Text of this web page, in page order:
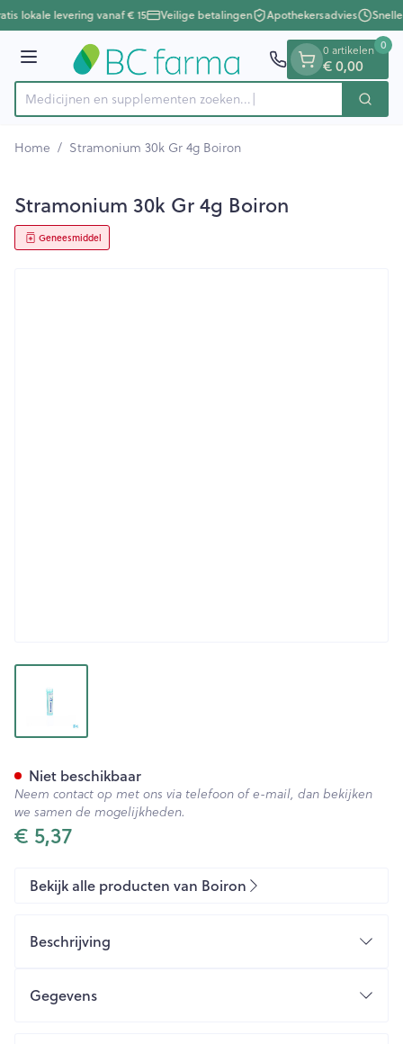
Ga naar de inhoud
1 van 1
lokale levering vanaf € 15 Veilige betalingen Apothekersadvies
Menu
Product, merk, categorie...
Medicijnen en supplementen zoeken... Zoek
0 artikelen
€ 0,00
0
Home / Stramonium 30k Gr 4g Boiron
Stramonium 30k Gr 4g Boiron
Geneesmiddel
€ 5,37
Niet beschikbaar
Neem contact op met ons via telefoon of e-mail, dan bekijken
we samen de mogelijkheden.
Bekijk alle producten van Boiron
Beschrijving
Gegevens